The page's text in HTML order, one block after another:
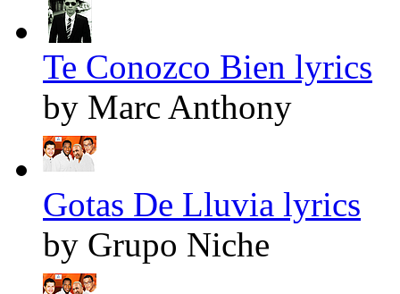
Te Conozco Bien lyrics
by Marc Anthony
Gotas De Lluvia lyrics
by Grupo Niche